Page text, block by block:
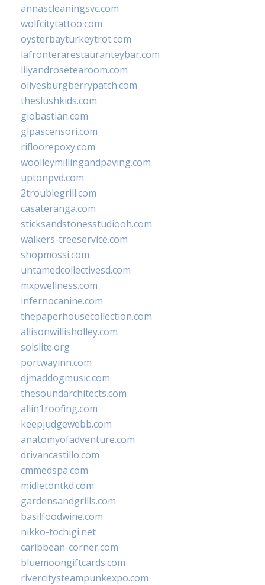
annascleaningsvc.com
wolfcitytattoo.com
oysterbayturkeytrot.com
lafronterarestauranteybar.com
lilyandrosetearoom.com
olivesburgberrypatch.com
theslushkids.com
giobastian.com
glpascensori.com
rifloorepoxy.com
woolleymillingandpaving.com
uptonpvd.com
2troublegrill.com
casateranga.com
sticksandstonesstudiooh.com
walkers-treeservice.com
shopmossi.com
untamedcollectivesd.com
mxpwellness.com
infernocanine.com
thepaperhousecollection.com
allisonwillisholley.com
solslite.org
portwayinn.com
djmaddogmusic.com
thesoundarchitects.com
allin1roofing.com
keepjudgewebb.com
anatomyofadventure.com
drivancastillo.com
cmmedspa.com
midletontkd.com
gardensandgrills.com
basilfoodwine.com
nikko-tochigi.net
caribbean-corner.com
bluemoongiftcards.com
rivercitysteampunkexpo.com